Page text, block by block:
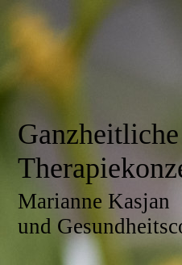
Ganzheitliche
Marianne
und